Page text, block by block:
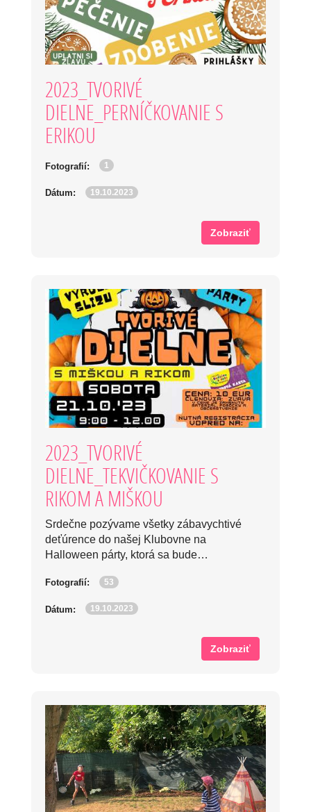
2023_TVORIVÉ
DIELNE_PERNÍČKOVANIE S
ERIKOU
Fotografií: 1
Dátum: 19.10.2023
Zobraziť
2023_TVORIVÉ
DIELNE_TEKVIČKOVANIE S
RIKOM A MIŠKOU
Srdečne pozývame všetky zábavychtivé
deťúrence do našej Klubovne na
Halloween párty, ktorá sa bude…
Fotografií: 53
Dátum: 19.10.2023
Zobraziť